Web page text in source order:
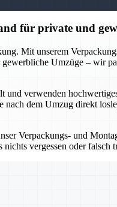
für private und
Mit unserem
Umzüge – wir
verwenden
dem Umzug direkt
Verpackungs- und
vergessen oder